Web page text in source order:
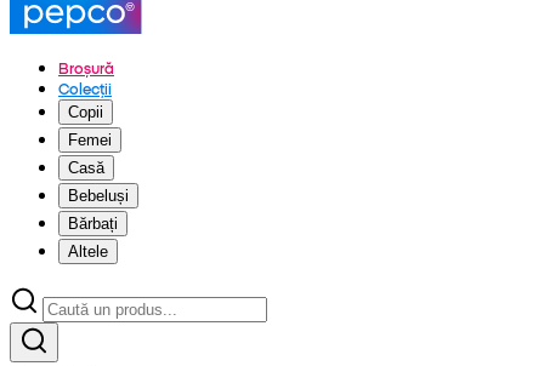
Broșură
Colecții
Copii
Femei
Casă
Bebeluși
Bărbați
Altele